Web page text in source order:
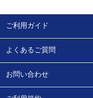
ご利用ガイド
よくあるご質問
お問い合わせ